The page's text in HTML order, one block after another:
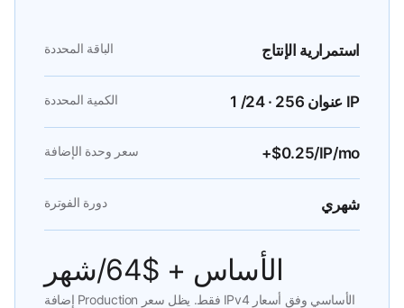
الباقة المحددة استمرارية الإنتاج
الكمية المحددة 1 /24 · 256 عنوان IP
سعر وحدة الإضافة +$0.25/IP/mo
دورة الفوترة شهري
الأساس + $64/شهر
إضافة Production فقط. يظل سعر IPv4 الأساسي وفق أسعار